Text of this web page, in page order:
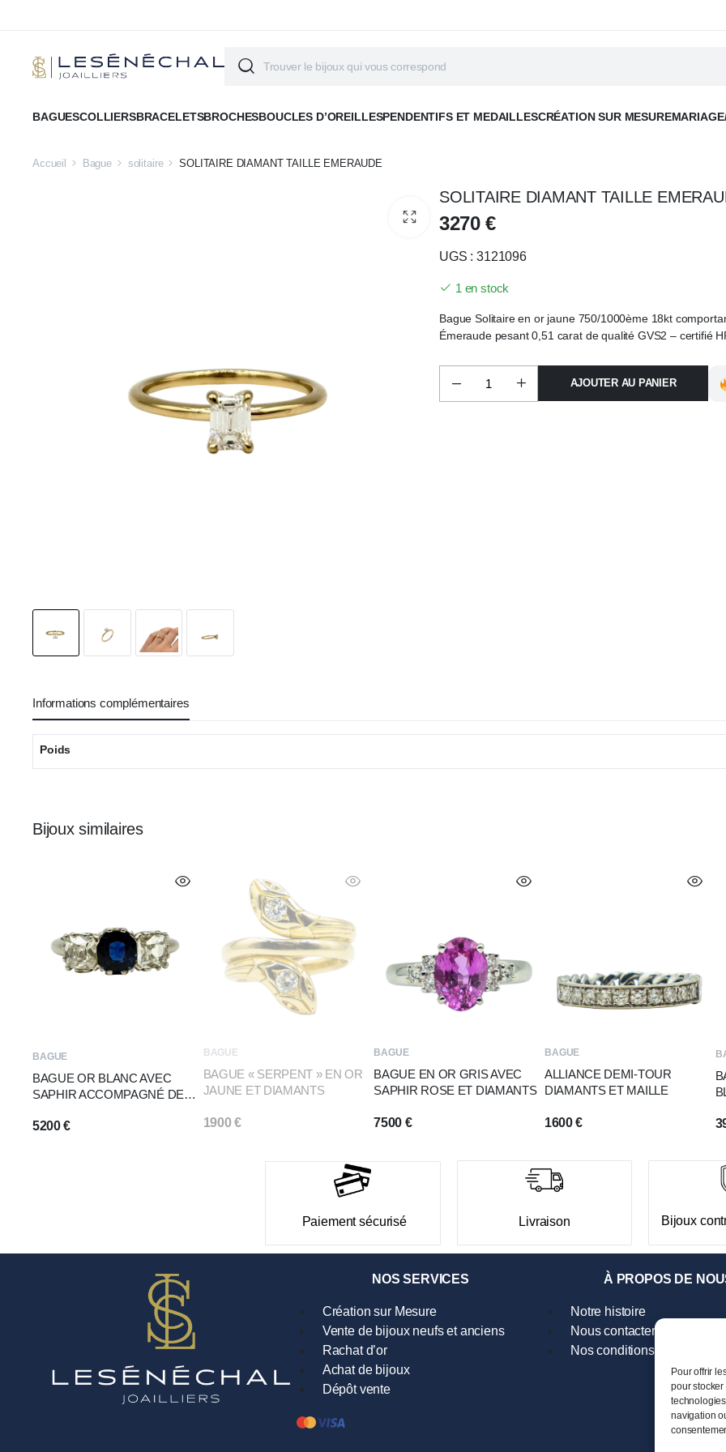
Pour offrir
pour
navigation
BAGUESCOLLIERSBRACELETSBROCHESBOUCLES D’OREILLESPENDENTIFS ET MEDAILLESCRÉATION SUR MESURE
Accueil Bague solitaire SOLITAIRE DIAMANT TAILLE EMERAUDE
SOLITAIRE DIAMANT TAILLE
3270 €
UGS : 3121096
1 en stock
Bague Solitaire en or jaune 750/1000ème 18kt
Émeraude pesant 0,51 carat de qualité GVS2 – certifié
AJOUTER AU PANIER
Informations complémentaires
Poids
Bijoux similaires
BAGUE
BAGUE OR BLANC AVEC
SAPHIR ACCOMPAGNÉ DE
5200€
BAGUE
BAGUE « SERPENT » EN OR
JAUNE ET DIAMANTS
1900€
BAGUE
BAGUE EN OR GRIS AVEC
SAPHIR ROSE ET DIAMANTS
7500 €
BAGUE
ALLIANCE DEMI-TOUR
DIAMANTS ET MAILLE
1600€
Paiement sécurisé Livraison Bijoux
NOS SERVICES
Création sur Mesure
Vente de bijoux neufs et anciens
Rachat d’or
Achat de bijoux
Dépôt vente
À PROPOS DE
Notre histoire
Nous contacter
Nos conditions générales